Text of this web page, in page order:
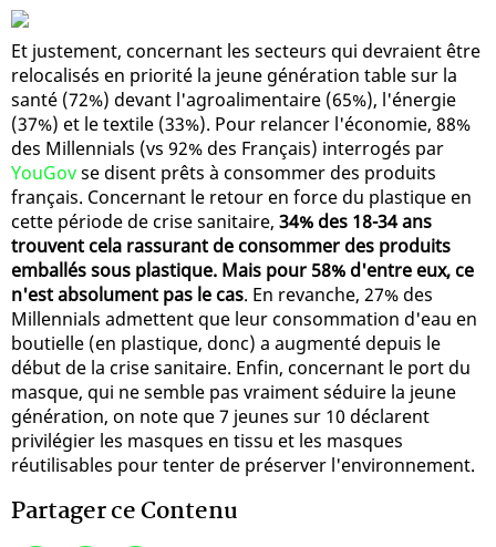
Et justement, concernant les secteurs qui devraient être
relocalisés en priorité la jeune génération table sur la
santé (72%) devant l'agroalimentaire (65%), l'énergie
(37%) et le textile (33%). Pour relancer l'économie, 88%
des Millennials (vs 92% des Français) interrogés par
YouGovse disent prêts à consommer des produits
français. Concernant le retour en force du plastique en
cette période de crise sanitaire, 34% des 18-34 ans
trouvent cela rassurant de consommer des produits
emballés sous plastique. Mais pour 58% d'entre eux, ce
n'est absolument pas le cas. En revanche, 27% des
Millennials admettent que leur consommation d'eau en
boutielle (en plastique, donc) a augmenté depuis le
début de la crise sanitaire. Enfin, concernant le port du
masque, qui ne semble pas vraiment séduire la jeune
génération, on note que 7 jeunes sur 10 déclarent
privilégier les masques en tissu et les masques
réutilisables pour tenter de préserver l'environnement.
Partager ce Contenu